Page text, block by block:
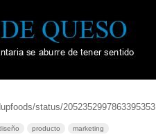
status/2052352997863395353
producto marketing